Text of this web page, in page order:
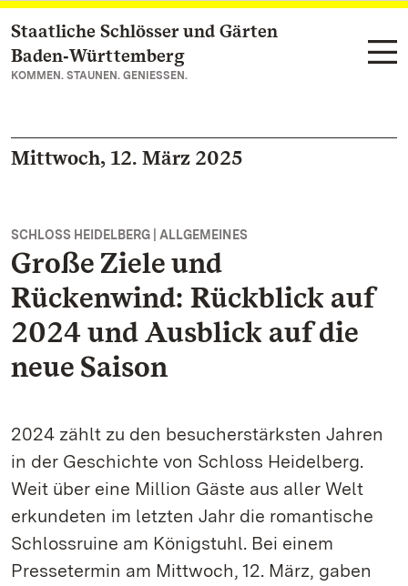
Zum Hauptinhalt springen
Staatliche Schlösser und Gärten
Baden‑Württemberg
KOMMEN. STAUNEN. GENIESSEN.
Mittwoch, 12. März 2025
SCHLOSS HEIDELBERG | ALLGEMEINES
Große Ziele und
Rückenwind: Rückblick auf
2024 und Ausblick auf die
neue Saison
2024 zählt zu den besucherstärksten Jahren
in der Geschichte von Schloss Heidelberg.
Weit über eine Million Gäste aus aller Welt
erkundeten im letzten Jahr die romantische
Schlossruine am Königstuhl. Bei einem
Pressetermin am Mittwoch, 12. März, gaben